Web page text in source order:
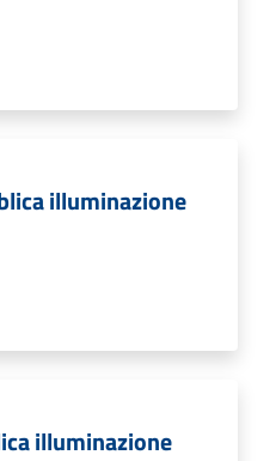
illuminazione
illuminazione